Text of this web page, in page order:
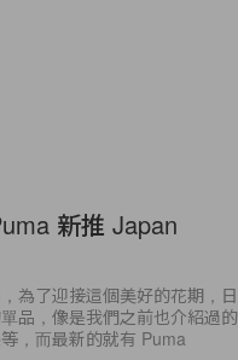
新推 Japan
為了迎接這個美好的花期，日
品，像是我們之前也介紹過的
，而最新的就有 Puma